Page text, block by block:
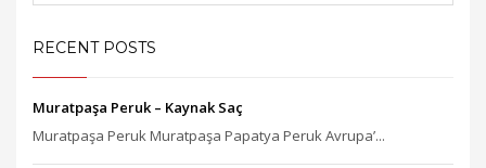
RECENT POSTS
Muratpaşa Peruk – Kaynak Saç
Muratpaşa Peruk Muratpaşa Papatya Peruk Avrupa’...